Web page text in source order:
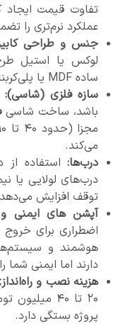
تفاوت قیمت
عملکرد نرم‌تری را
جنس و طراحی
لوکس یا استیل
ساده MDF یا پلی‌کربنات هستند.
سازه فلزی (شاسی):
باشد، ساخت شاسی
می‌کند.
درب‌ها:استفاده از
درب‌های لولایی یا
توقف افزایش
آپشن های ایمنی
اضطراری برای
هوشمند و
دارند اما ایمنی شما را ۱۰۰ درصد تضمین می‌کنند.
هزینه نصب و
۲۰ تا ۴۰
پروژه بستگی دارد.